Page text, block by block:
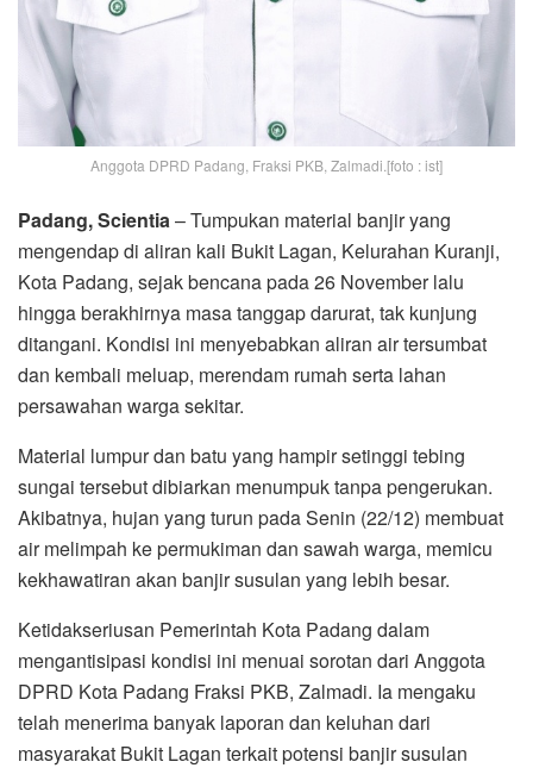
Anggota DPRD Padang, Fraksi PKB, Zalmadi.[foto : ist]
Padang, Scientia– Tumpukan material banjir yang
mengendap di aliran kali Bukit Lagan, Kelurahan Kuranji,
Kota Padang, sejak bencana pada 26 November lalu
hingga berakhirnya masa tanggap darurat, tak kunjung
ditangani. Kondisi ini menyebabkan aliran air tersumbat
dan kembali meluap, merendam rumah serta lahan
persawahan warga sekitar.
Material lumpur dan batu yang hampir setinggi tebing
sungai tersebut dibiarkan menumpuk tanpa pengerukan.
Akibatnya, hujan yang turun pada Senin (22/12) membuat
air melimpah ke permukiman dan sawah warga, memicu
kekhawatiran akan banjir susulan yang lebih besar.
Ketidakseriusan Pemerintah Kota Padang dalam
mengantisipasi kondisi ini menuai sorotan dari Anggota
DPRD Kota Padang Fraksi PKB, Zalmadi. Ia mengaku
telah menerima banyak laporan dan keluhan dari
masyarakat Bukit Lagan terkait potensi banjir susulan